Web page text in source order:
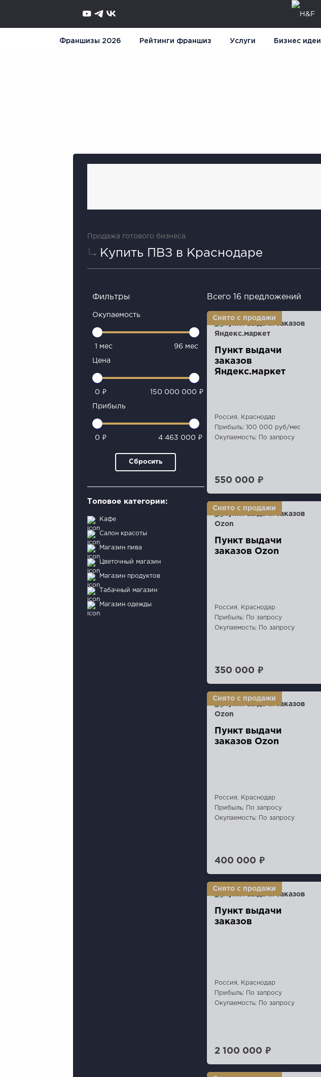
Франшизы 2026 Рейтинги франшиз Услуги Бизнес идеи
Продажа готового бизнеса
Купить ПВЗ в Краснодаре
Фильтры
Окупаемость
1 мес 96 мес
Цена
0 ₽ 150 000 000 ₽
Прибыль
0 ₽ 4 463 000 ₽
Сбросить
Топовое категории:
Кафе
Салон красоты
Магазин пива
Цветочный магазин
Магазин продуктов
Табачный магазин
Магазин одежды
Всего 16 предложений
Пункт выдачи
заказов
Яндекс.маркет
Россия, Краснодар
Прибыль: 100 000 руб/мес
Окупаемость: По запросу
550 000 ₽
Пункт выдaчи
заказов Ozon
Россия, Краснодар
Прибыль: По запросу
Окупаемость: По запросу
350 000 ₽
Пункт выдaчи
заказов Ozon
Россия, Краснодар
Прибыль: По запросу
Окупаемость: По запросу
400 000 ₽
Пункт выдачи
заказов
Россия, Краснодар
Прибыль: По запросу
Окупаемость: По запросу
2 100 000 ₽